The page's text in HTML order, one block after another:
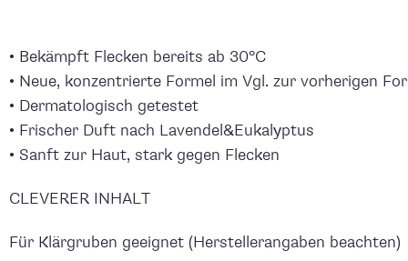
• Bekämpft Flecken bereits ab 30°C
• Neue, konzentrierte Formel im Vgl. zur vorherigen
• Dermatologisch getestet
• Frischer Duft nach Lavendel&Eukalyptus
• Sanft zur Haut, stark gegen Flecken
CLEVERER INHALT
Für Klärgruben geeignet (Herstellerangaben beachten)